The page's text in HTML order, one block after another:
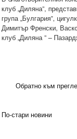
клуб „Диляна”,
група „Булгария”,
Димитър Френски,
клуб „Диляна ” –
Обратно към
По-стари новини